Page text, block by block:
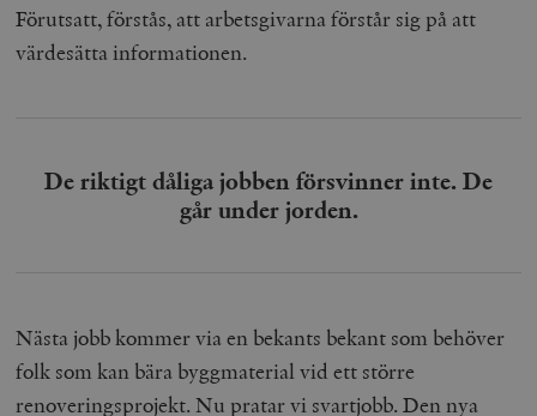
Förutsatt, förstås, att arbetsgivarna förstår sig på att
värdesätta informationen.
De riktigt dåliga jobben försvinner inte. De
går under jorden.
Nästa jobb kommer via en bekants bekant som behöver
folk som kan bära byggmaterial vid ett större
renoveringsprojekt. Nu pratar vi svartjobb. Den nya